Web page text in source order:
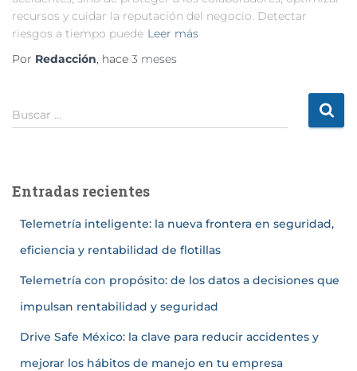
recursos y cuidar la reputación del negocio. Detectar
riesgos a tiempo puede Leer más
Por Redacción, hace 3 meses
Buscar …
Entradas recientes
Telemetría inteligente: la nueva frontera en seguridad,
eficiencia y rentabilidad de flotillas
Telemetría con propósito: de los datos a decisiones que
impulsan rentabilidad y seguridad
Drive Safe México: la clave para reducir accidentes y
mejorar los hábitos de manejo en tu empresa